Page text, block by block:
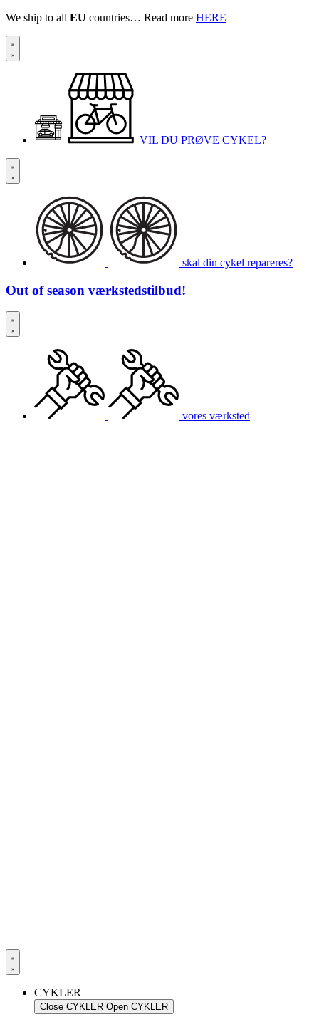
We ship to all EU countries… Read more HERE
VIL DU PRØVE CYKEL?
skal din cykel repareres?
Out of season værkstedstilbud!
vores værksted
CYKLER
Close CYKLER Open CYKLER